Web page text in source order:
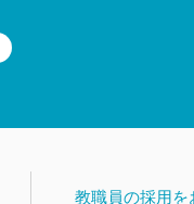
教職員の採用を